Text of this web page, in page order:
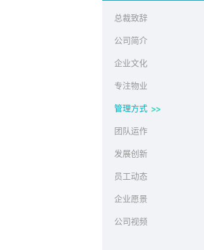
总裁致辞
公司简介
企业文化
专注物业
管理方式
团队运作
发展创新
员工动态
企业愿景
公司视频